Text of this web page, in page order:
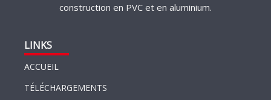
LINKS
ACCUEIL
TÉLÉCHARGEMENTS
construction en PVC et en aluminium.